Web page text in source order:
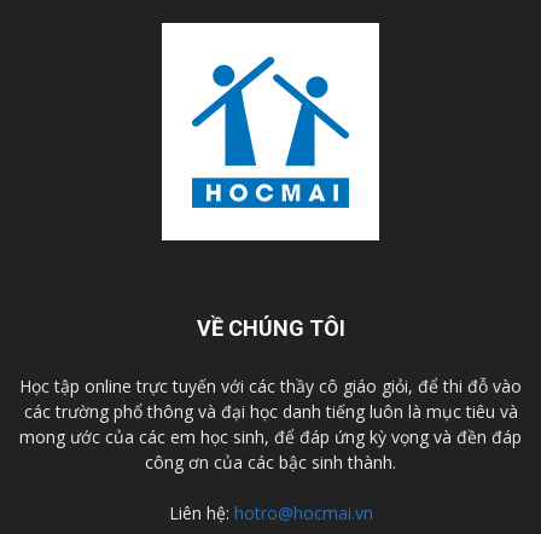
VỀ CHÚNG TÔI
Học tập online trực tuyến với các thầy cô giáo giỏi, để thi đỗ vào
các trường phổ thông và đại học danh tiếng luôn là mục tiêu và
mong ước của các em học sinh, để đáp ứng kỳ vọng và đền đáp
công ơn của các bậc sinh thành.
Liên hệ: hotro@hocmai.vn